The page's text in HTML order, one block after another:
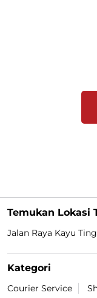
Temukan Lokasi
Jalan Raya Kayu
Kategori
Courier Service